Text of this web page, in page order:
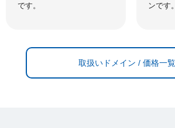
です。
ンです。
取扱いドメイン / 価格一